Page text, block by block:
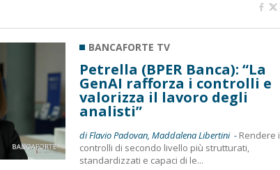
BANCAFORTE TV
Petrella (BPER Banca): “La
GenAI rafforza i controlli e
valorizza il lavoro degli
analisti”
di Flavio Padovan, Maddalena Libertini - Rendere i
controlli di secondo livello più strutturati,
standardizzati e capaci di le...